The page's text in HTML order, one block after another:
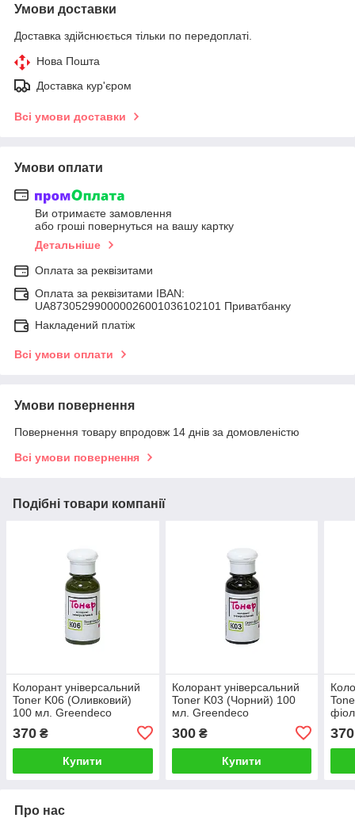
Умови доставки
Доставка здійснюється тільки по передоплаті.
Нова Пошта
Доставка кур'єром
Всі умови доставки
Умови оплати
Ви отримаєте замовлення
або гроші повернуться на вашу картку
Детальніше
Оплата за реквізитами
Оплата за реквізитами IBAN:
UA873052990000026001036102101 Приватбанку
Накладений платіж
Всі умови оплати
Умови повернення
Повернення товару впродовж 14 днів за домовленістю
Всі умови повернення
Подібні товари компанії
Колорант універсальний
Toner K06 (Оливковий)
100 мл. Greendeco
370 ₴
Купити
Колорант універсальний
Toner K03 (Чорний) 100
мл. Greendeco
300₴
Купити
370
Про нас